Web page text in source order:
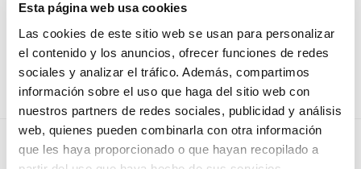
Esta página web usa cookies
Las cookies de este sitio web se usan para personalizar
el contenido y los anuncios, ofrecer funciones de redes
sociales y analizar el tráfico. Además, compartimos
información sobre el uso que haga del sitio web con
nuestros partners de redes sociales, publicidad y análisis
web, quienes pueden combinarla con otra información
que les haya proporcionado o que hayan recopilado a
PERFUMERÍA
Résolu de Yodeyma
17,50 € (IVA incluido)
AÑADIR AL CARRITO
Platinum de Yodeyma
27,50
(IVA incluido)
AÑADIR AL CARRITO
NOVEDADES